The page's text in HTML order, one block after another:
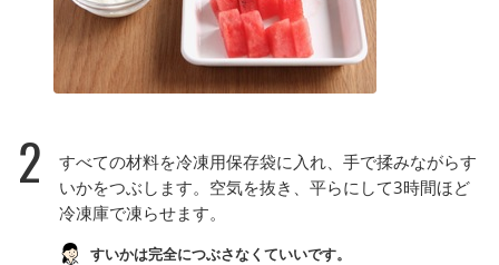
2
すべての材料を冷凍用保存袋に入れ、手で揉みながらす
いかをつぶします。空気を抜き、平らにして3時間ほど
冷凍庫で凍らせます。
すいかは完全につぶさなくていいです。